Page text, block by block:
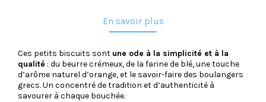
En savoir plus
Ces petits biscuits sont une ode à la simplicité et à la
qualité : du beurre crémeux, de la farine de blé, une touche
d’arôme naturel d’orange, et le savoir-faire des boulangers
grecs. Un concentré de tradition et d’authenticité à
savourer à chaque bouchée.